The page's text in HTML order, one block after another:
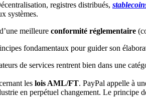
registres distribués,
systèmes.
meilleure conformité réglementaire
fondamentaux pour guider son
de services rentrent bien dans une
les lois AML/FT. PayPal appelle à
en perpétuel changement. Le principe